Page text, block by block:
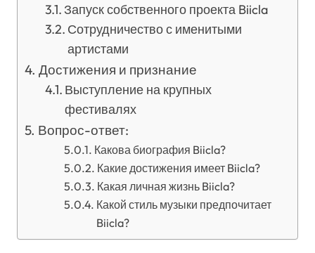
Запуск собственного проекта Biicla
Сотрудничество с именитыми
артистами
Достижения и признание
Выступление на крупных
фестивалях
Вопрос-ответ:
Какова биография Biicla?
Какие достижения имеет Biicla?
Какая личная жизнь Biicla?
Какой стиль музыки предпочитает
Biicla?